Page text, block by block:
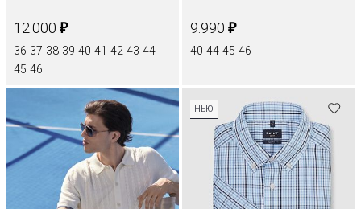
12.000 ₽
36 37 38 39 40 41 42 43 44
45 46
9.990 ₽
40 44 45 46
НЬЮ